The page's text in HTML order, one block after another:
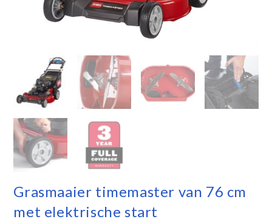
Grasmaaier timemaster van 76 cm
met elektrische start